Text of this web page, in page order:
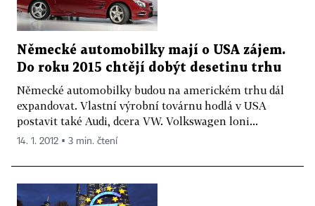
Německé automobilky mají o USA zájem.
Do roku 2015 chtějí dobýt desetinu trhu
Německé automobilky budou na americkém trhu dál
expandovat. Vlastní výrobní továrnu hodlá v USA
postavit také Audi, dcera VW. Volkswagen loni...
14. 1. 2012 ▪ 3 min. čtení